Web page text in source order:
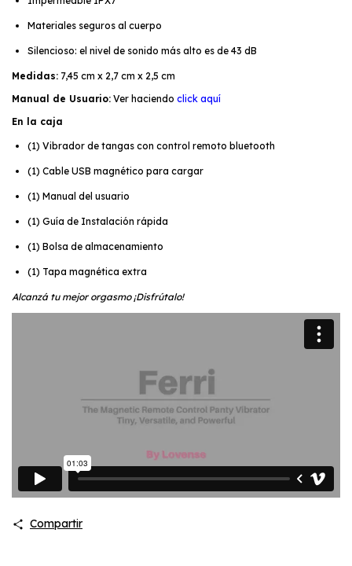
Materiales seguros al cuerpo
Silencioso: el nivel de sonido más alto es de 43 dB
Medidas: 7,45 cm x 2,7 cm x 2,5 cm
Manual de Usuario: Ver haciendo click aquí
En la caja
(1) Vibrador de tangas con control remoto bluetooth
(1) Cable USB magnético para cargar
(1) Manual del usuario
(1) Guía de Instalación rápida
(1) Bolsa de almacenamiento
(1) Tapa magnética extra
Alcanzá tu mejor orgasmo ¡Disfrútalo!
Compartir